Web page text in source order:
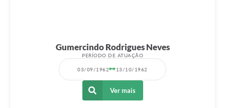
Gumercindo Rodrigues Neves
PERÍODO DE ATUAÇÃO
03/09/1962 13/10/1962
Ver mais